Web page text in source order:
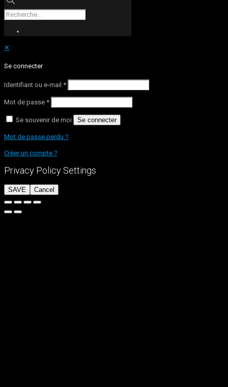
✕
Se connecter
Identifiant ou e-mail *
Mot de passe *
Se souvenir de moi Se connecter
Mot de passe perdu ?
Créer un compte ?
Privacy Policy Settings
SAVE Cancel